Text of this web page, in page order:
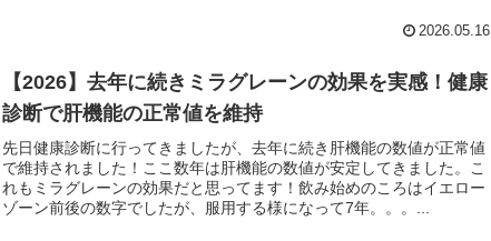
2026.05.16
【2026】去年に続きミラグレーンの効果を実感！健康
診断で肝機能の正常値を維持
先日健康診断に行ってきましたが、去年に続き肝機能の数値が正常値
で維持されました！ここ数年は肝機能の数値が安定してきました。こ
れもミラグレーンの効果だと思ってます！飲み始めのころはイエロー
ゾーン前後の数字でしたが、服用する様になって7年。。。...